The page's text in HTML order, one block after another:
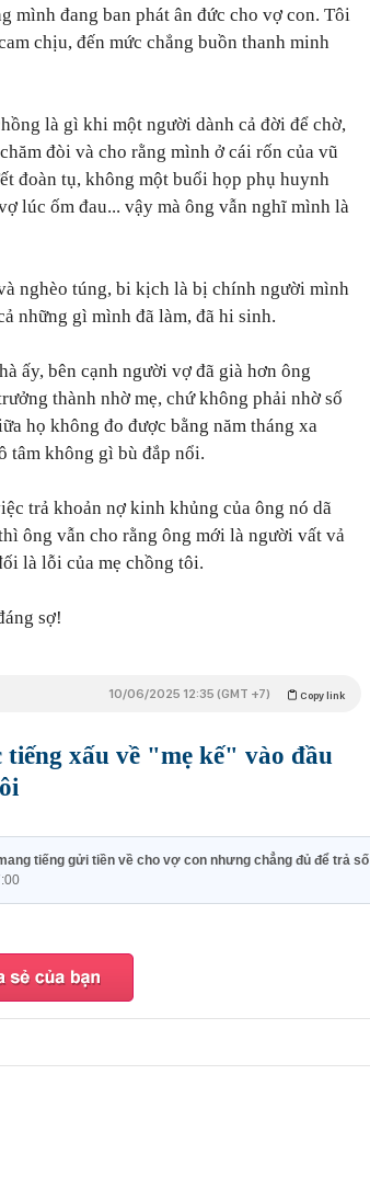
mình đang ban phát ân đức cho vợ con. Tôi
chịu, đến mức chẳng buồn thanh minh
là gì khi một người dành cả đời để chờ,
đòi và cho rằng mình ở cái rốn của vũ
đoàn tụ, không một buổi họp phụ huynh
lúc ốm đau... vậy mà ông vẫn nghĩ mình là
nghèo túng, bi kịch là bị chính người mình
những gì mình đã làm, đã hi sinh.
ấy, bên cạnh người vợ đã già hơn ông
thành nhờ mẹ, chứ không phải nhờ số
họ không đo được bằng năm tháng xa
tâm không gì bù đắp nổi.
trả khoản nợ kinh khủng của ông nó dã
ông vẫn cho rằng ông mới là người vất vả
là lỗi của mẹ chồng tôi.
sợ!
Copy link
10/06/2025 12:35 (GMT +7)
tiếng xấu về "mẹ kế" vào đầu
tiếng gửi tiền về cho vợ con nhưng chẳng đủ để trả số